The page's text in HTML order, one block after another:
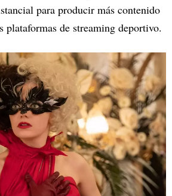
para producir más contenido
plataformas de streaming deportivo.